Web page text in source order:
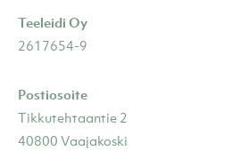
Teeleidi Oy
2617654-9
Postiosoite
Tikkutehtaantie 2
40800 Vaajakoski